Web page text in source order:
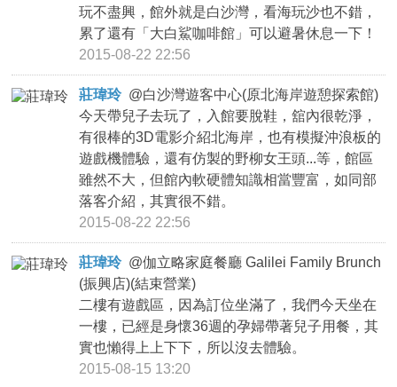
玩不盡興，館外就是白沙灣，看海玩沙也不錯，
累了還有「大白鯊咖啡館」可以避暑休息一下！
2015-08-22 22:56
莊瑋玲 @白沙灣遊客中心(原北海岸遊憩探索館)
今天帶兒子去玩了，入館要脫鞋，舘內很乾淨，
有很棒的3D電影介紹北海岸，也有模擬沖浪板的
遊戲機體驗，還有仿製的野柳女王頭...等，館區
雖然不大，但館內軟硬體知識相當豐富，如同部
落客介紹，其實很不錯。
2015-08-22 22:56
莊瑋玲 @伽立略家庭餐廳 Galilei Family Brunch
(振興店)(結束營業)
二樓有遊戲區，因為訂位坐滿了，我們今天坐在
一樓，已經是身懷36週的孕婦帶著兒子用餐，其
實也懶得上上下下，所以沒去體驗。
2015-08-15 13:20